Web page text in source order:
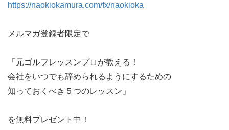
https://naokiokamura.com/fx/naokioka
メルマガ登録者限定で
「元ゴルフレッスンプロが教える！
会社をいつでも辞められるようにするための
知っておくべき５つのレッスン」
を無料プレゼント中！